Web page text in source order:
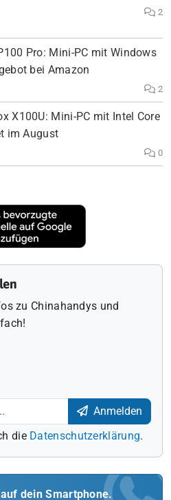
2
Pro: Mini-PC mit Windows
bei Amazon
2
X100U: Mini-PC mit Intel Core
im August
0
zu Chinahandys und
Anmelden
die Datenschutzerklärung.
dein Smartphone.